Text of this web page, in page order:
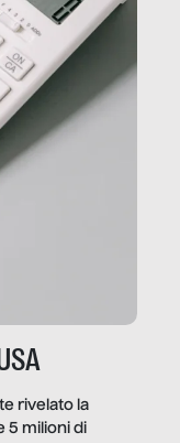
rivelato la
5 milioni di